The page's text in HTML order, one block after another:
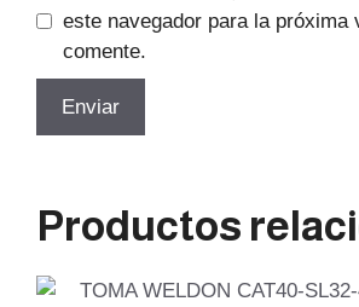
este navegador para la próxima
comente.
Productos